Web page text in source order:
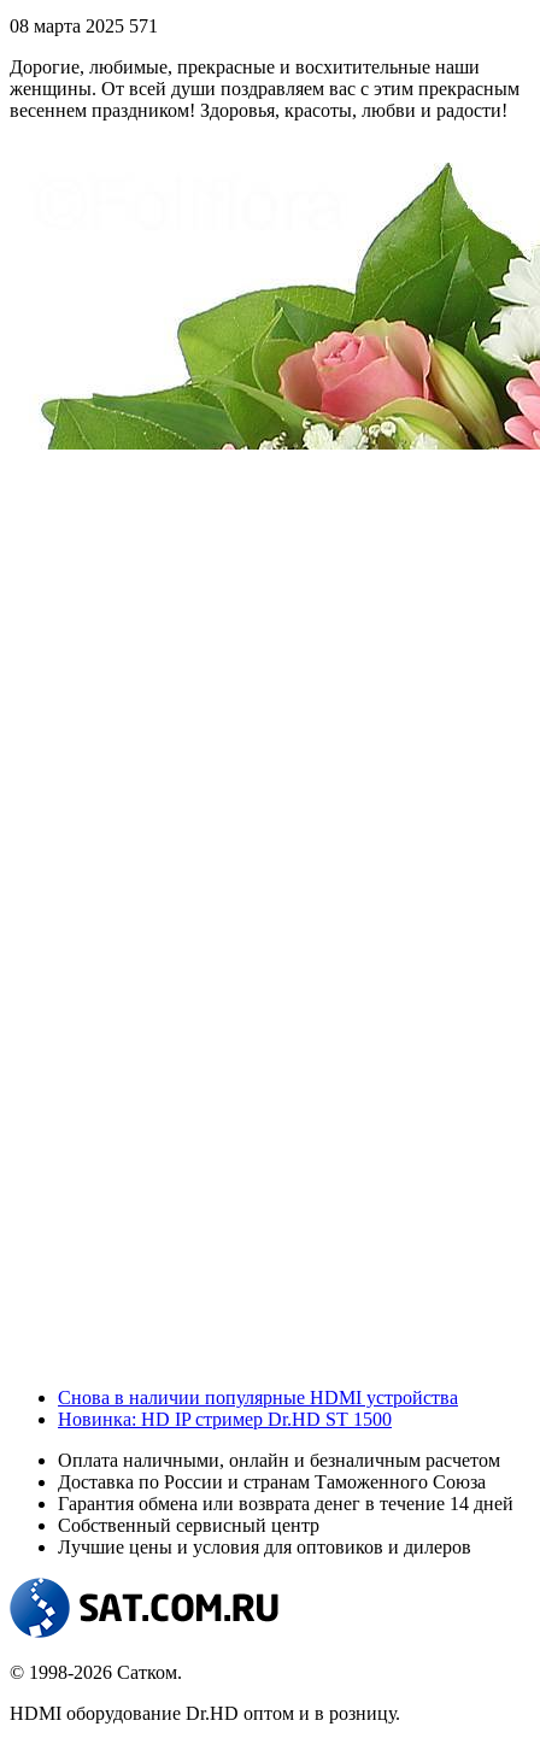
08 марта 2025 571
Дорогие, любимые, прекрасные и восхитительные наши
женщины. От всей души поздравляем вас с этим прекрасным
весеннем праздником! Здоровья, красоты, любви и радости!
Снова в наличии популярные HDMI устройства
Новинка: HD IP стример Dr.HD ST 1500
Оплата наличными, онлайн и безналичным расчетом
Доставка по России и странам Таможенного Союза
Гарантия обмена или возврата денег в течение 14 дней
Собственный сервисный центр
Лучшие цены и условия для оптовиков и дилеров
© 1998-2026 Сатком.
HDMI оборудование Dr.HD оптом и в розницу.